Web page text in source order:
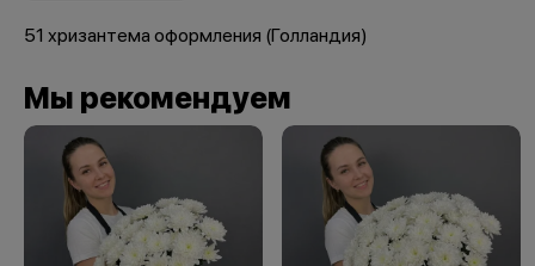
51 хризантема оформления (Голландия)
Мы рекомендуем